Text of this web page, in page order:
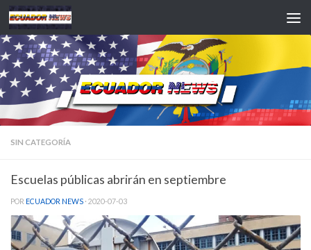
Saltar al contenido
SIN CATEGORÍA
Escuelas públicas abrirán en septiembre
POR ECUADOR NEWS · 2020-07-03